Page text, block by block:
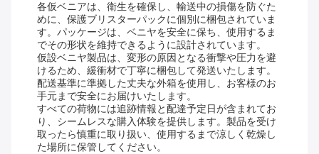
各仮ベニアは、衛生を確保し、輸送中の損傷を防ぐた
めに、保護ブリスターパックに個別に梱包されていま
す。パッケージは、ベニヤを安全に保ち、使用するま
でその形状を維持できるように設計されています。
仮設ベニヤ製品は、変形の原因となる衝撃や圧力を避
けるため、緩衝材で丁寧に梱包して発送いたします。
配送基準に準拠した丈夫な外箱を使用し、お客様のお
手元まで安全にお届けいたします。
すべての荷物には追跡情報と配達予定日が含まれてお
り、シームレスな購入体験を提供します。製品を受け
取ったら慎重に取り扱い、使用するまで涼しく乾燥し
た場所に保管してください。